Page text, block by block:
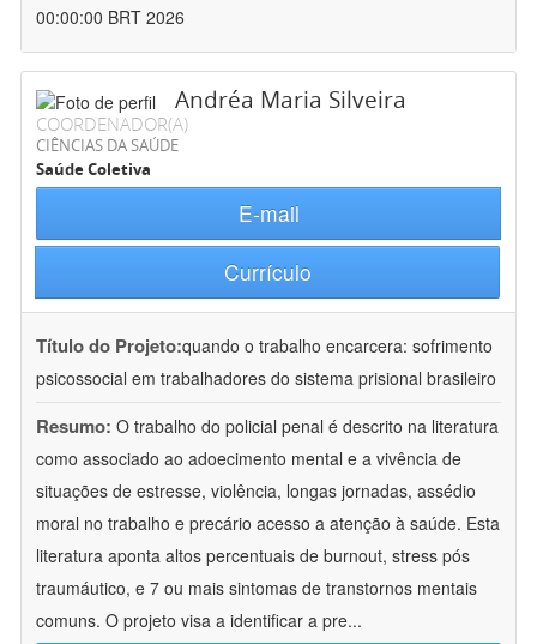
00:00:00 BRT 2026
Andréa Maria Silveira
COORDENADOR(A)
CIÊNCIAS DA SAÚDE
Saúde Coletiva
E-mail
Currículo
Título do Projeto:quando o trabalho encarcera: sofrimento
psicossocial em trabalhadores do sistema prisional brasileiro
Resumo: O trabalho do policial penal é descrito na literatura
como associado ao adoecimento mental e a vivência de
situações de estresse, violência, longas jornadas, assédio
moral no trabalho e precário acesso a atenção à saúde. Esta
literatura aponta altos percentuais de burnout, stress pós
traumáutico, e 7 ou mais sintomas de transtornos mentais
comuns. O projeto visa a identificar a pre...